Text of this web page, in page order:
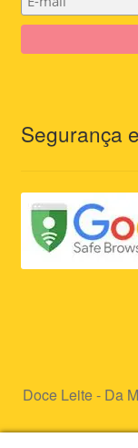
Segurança
Doce Leite - Da